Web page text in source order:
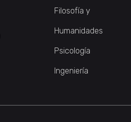
Filosofía y
Humanidades
Psicología
Ingeniería